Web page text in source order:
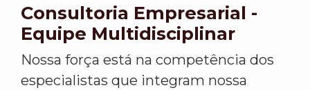
Consultoria Empresarial -
Equipe Multidisciplinar
Nossa força está na competência dos
especialistas que integram nossa